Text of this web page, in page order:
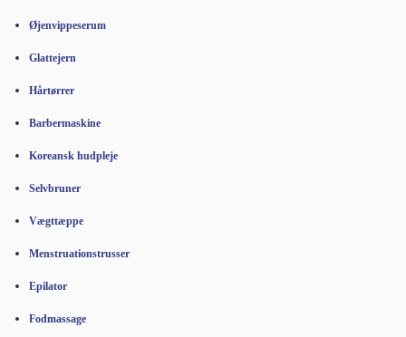
Øjenvippeserum
Glattejern
Hårtørrer
Barbermaskine
Koreansk hudpleje
Selvbruner
Vægttæppe
Menstruationstrusser
Epilator
Fodmassage